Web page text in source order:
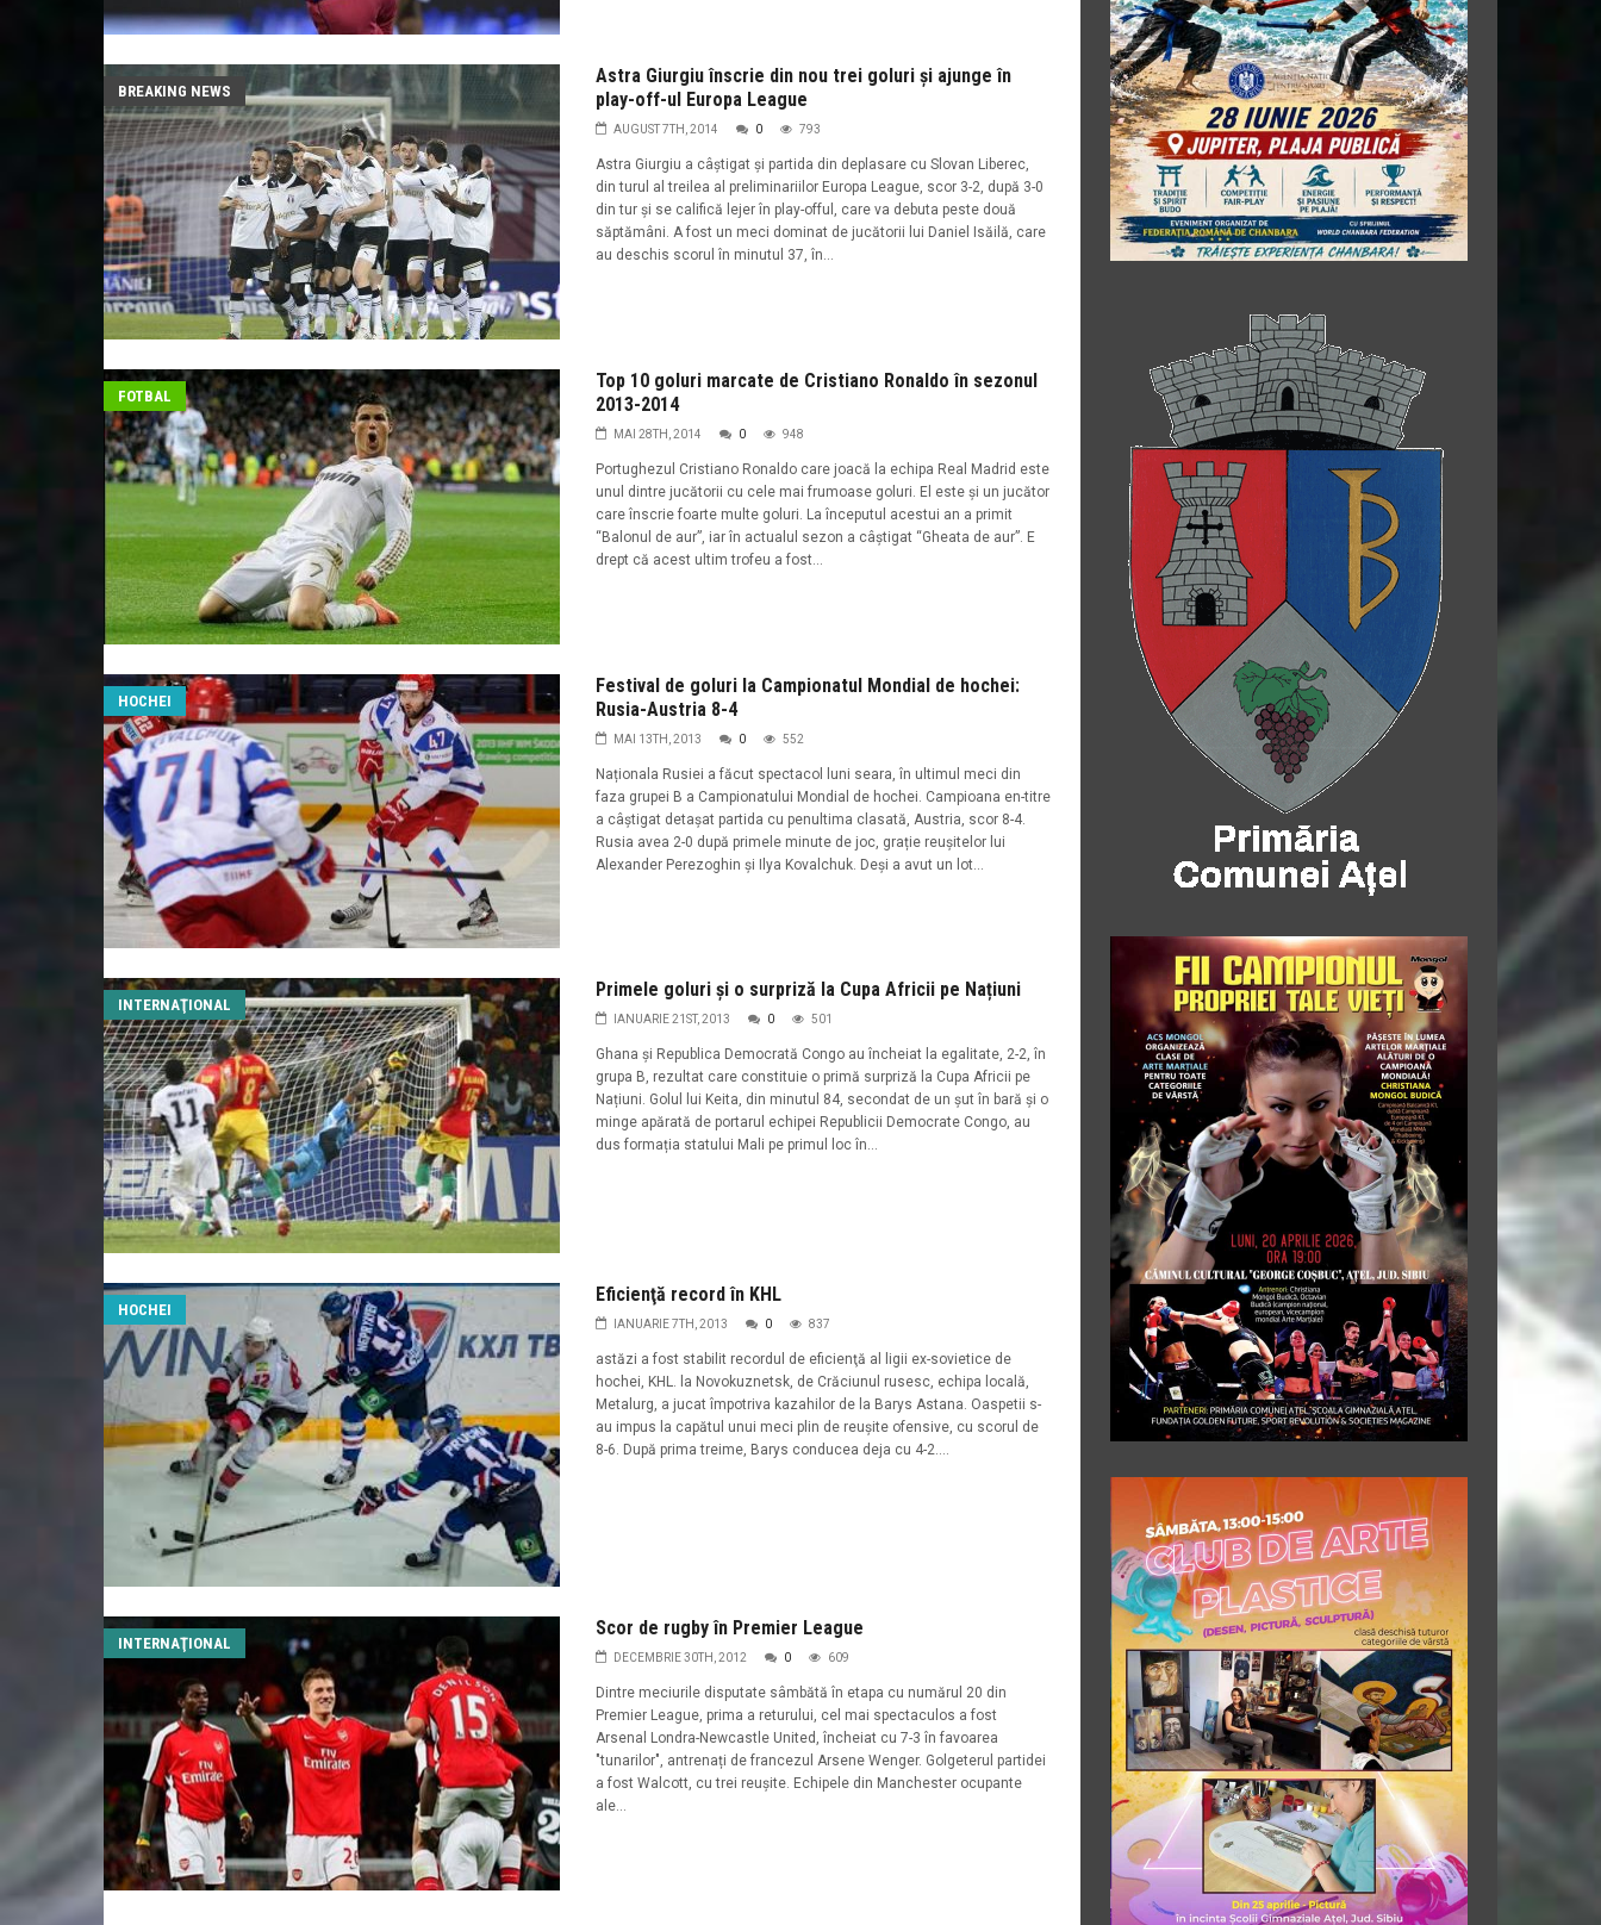
BREAKING NEWS
Astra Giurgiu înscrie din nou trei goluri şi ajunge în
play-off-ul Europa League
AUGUST 7TH, 2014 0 793
Astra Giurgiu a câștigat și partida din deplasare cu Slovan Liberec,
din turul al treilea al preliminariilor Europa League, scor 3-2, după 3-0
din tur şi se califică lejer în play-offul, care va debuta peste două
săptămâni. A fost un meci dominat de jucătorii lui Daniel Isăilă, care
au deschis scorul în minutul 37, în...
FOTBAL
Top 10 goluri marcate de Cristiano Ronaldo în sezonul
2013-2014
MAI 28TH, 2014 0 948
Portughezul Cristiano Ronaldo care joacă la echipa Real Madrid este
unul dintre jucătorii cu cele mai frumoase goluri. El este şi un jucător
care înscrie foarte multe goluri. La începutul acestui an a primit
“Balonul de aur”, iar în actualul sezon a câştigat “Gheata de aur”. E
drept că acest ultim trofeu a fost...
HOCHEI
Festival de goluri la Campionatul Mondial de hochei:
Rusia-Austria 8-4
MAI 13TH, 2013 0 552
Naționala Rusiei a făcut spectacol luni seara, în ultimul meci din
faza grupei B a Campionatului Mondial de hochei. Campioana en-titre
a câștigat detașat partida cu penultima clasată, Austria, scor 8-4.
Rusia avea 2-0 după primele minute de joc, grație reușitelor lui
Alexander Perezoghin și Ilya Kovalchuk. Deși a avut un lot...
INTERNAŢIONAL
Primele goluri și o surpriză la Cupa Africii pe Națiuni
IANUARIE 21ST, 2013 0 501
Ghana și Republica Democrată Congo au încheiat la egalitate, 2-2, în
grupa B, rezultat care constituie o primă surpriză la Cupa Africii pe
Națiuni. Golul lui Keita, din minutul 84, secondat de un șut în bară și o
minge apărată de portarul echipei Republicii Democrate Congo, au
dus formația statului Mali pe primul loc în...
HOCHEI
Eficienţă record în KHL
IANUARIE 7TH, 2013 0 837
astăzi a fost stabilit recordul de eficienţă al ligii ex-sovietice de
hochei, KHL. la Novokuznetsk, de Crăciunul rusesc, echipa locală,
Metalurg, a jucat împotriva kazahilor de la Barys Astana. Oaspetii s-
au impus la capătul unui meci plin de reuşite ofensive, cu scorul de
8-6. După prima treime, Barys conducea deja cu 4-2....
INTERNAŢIONAL
Scor de rugby în Premier League
DECEMBRIE 30TH, 2012 0 609
Dintre meciurile disputate sâmbătă în etapa cu numărul 20 din
Premier League, prima a returului, cel mai spectaculos a fost
Arsenal Londra-Newcastle United, încheiat cu 7-3 în favoarea
"tunarilor", antrenați de francezul Arsene Wenger. Golgeterul partidei
a fost Walcott, cu trei reușite. Echipele din Manchester ocupante
ale...